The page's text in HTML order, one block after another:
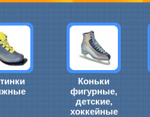
Коньки
фигурные,
детские,
хоккейные